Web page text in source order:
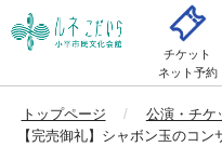
チケット
ネット予約
トップページ
公演・チケ
【完売御礼】シャボン玉のコ